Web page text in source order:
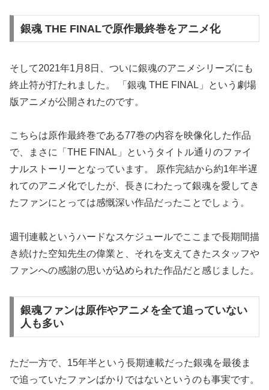
銀魂 THE FINALで原作最終巻をアニメ化
そして2021年1月8日、ついに銀魂のアニメシリーズにも
終止符が打たれました。 「銀魂 THE FINAL」という劇場
版アニメが公開されたのです。
こちらは原作最終巻である77巻の内容を映像化した作品
で、まさに「THE FINAL」というタイトル通りのファイ
ナルストーリーとなっています。 原作完結から約1年半遅
れてのアニメ化でしたが、長きにわたって銀魂を愛してき
たファンにとっては感慨深い作品だったことでしょう。
週刊連載というハードなスケジュールでここまで長期間描
き続けた空知先生の偉業と、それを支えてきたスタッフや
ファンへの感謝の思いが込められた作品だと感じました。
銀魂ファンは原作やアニメを全て追っていない
人も多い
ただ一方で、15年半という長期連載だった銀魂を最後ま
で追っていたファンばかりではないというのも事実です。